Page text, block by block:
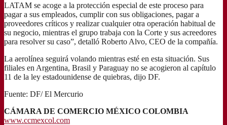
LATAM se acoge a la protección especial de este proceso para
pagar a sus empleados, cumplir con sus obligaciones, pagar a
proveedores críticos y realizar cualquier otra operación habitual de
su negocio, mientras el grupo trabaja con la Corte y sus acreedores
para resolver su caso”, detalló Roberto Alvo, CEO de la compañía.
La aerolínea seguirá volando mientras esté en esta situación. Sus
filiales en Argentina, Brasil y Paraguay no se acogieron al capítulo
11 de la ley estadounidense de quiebras, dijo DF.
Fuente: DF/ El Mercurio
CÁMARA DE COMERCIO MÉXICO COLOMBIA
www.ccmexcol.com